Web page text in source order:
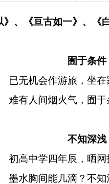
》、《亘古如一》、《
囿于条件
已无机会作游旅，坐在
难有人间烟火气，囿于
不知深浅
初高中学四年辰，晒网
墨水胸间能几滴？不知